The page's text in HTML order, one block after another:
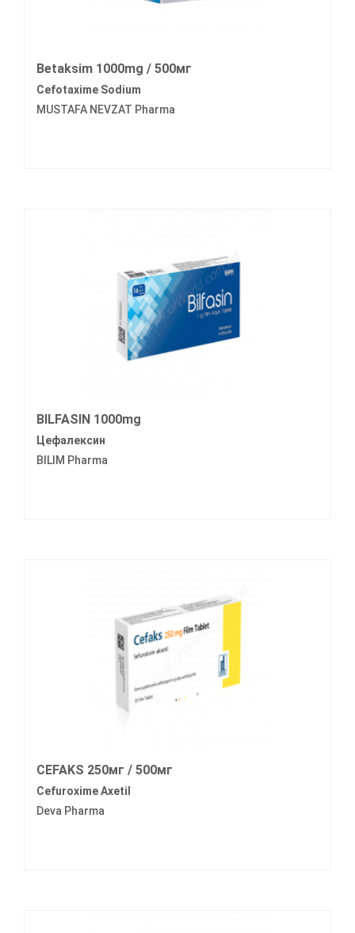
Betaksim 1000mg / 500мг
Cefotaxime Sodium
MUSTAFA NEVZAT Pharma
BILFASIN 1000mg
Цефалексин
BILIM Pharma
CEFAKS 250мг / 500мг
Cefuroxime Axetil
Deva Pharma